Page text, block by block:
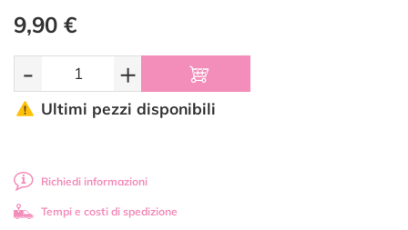
9,90 €
- +
Ultimi pezzi disponibili
Richiedi informazioni
Tempi e costi di spedizione